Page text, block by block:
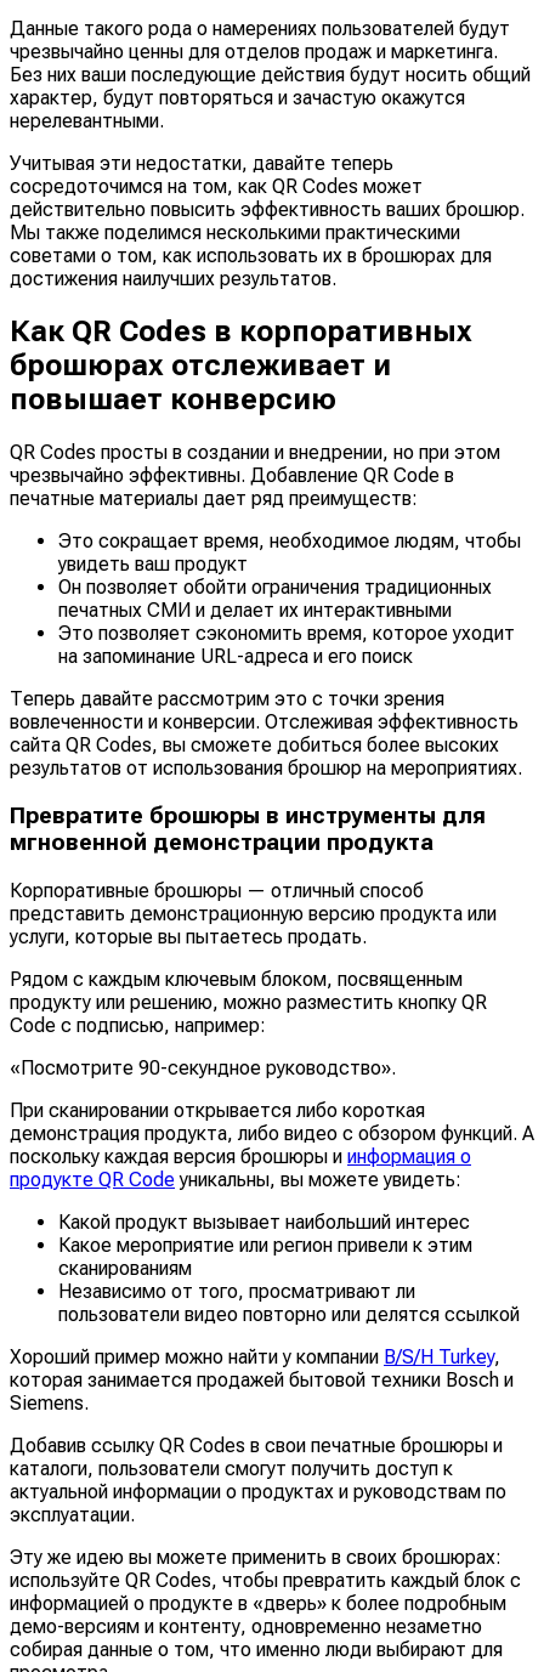
Данные такого рода о намерениях пользователей будут
чрезвычайно ценны для отделов продаж и маркетинга.
Без них ваши последующие действия будут носить общий
характер, будут повторяться и зачастую окажутся
нерелевантными.
Учитывая эти недостатки, давайте теперь
сосредоточимся на том, как QR Codes может
действительно повысить эффективность ваших брошюр.
Мы также поделимся несколькими практическими
советами о том, как использовать их в брошюрах для
достижения наилучших результатов.
Как QR Codes в корпоративных
брошюрах отслеживает и
повышает конверсию
QR Codes просты в создании и внедрении, но при этом
чрезвычайно эффективны. Добавление QR Code в
печатные материалы дает ряд преимуществ:
Это сокращает время, необходимое людям, чтобы
увидеть ваш продукт
Он позволяет обойти ограничения традиционных
печатных СМИ и делает их интерактивными
Это позволяет сэкономить время, которое уходит
на запоминание URL-адреса и его поиск
Теперь давайте рассмотрим это с точки зрения
вовлеченности и конверсии. Отслеживая эффективность
сайта QR Codes, вы сможете добиться более высоких
результатов от использования брошюр на мероприятиях.
Превратите брошюры в инструменты для
мгновенной демонстрации продукта
Корпоративные брошюры — отличный способ
представить демонстрационную версию продукта или
услуги, которые вы пытаетесь продать.
Рядом с каждым ключевым блоком, посвященным
продукту или решению, можно разместить кнопку QR
Code с подписью, например:
«Посмотрите 90-секундное руководство».
При сканировании открывается либо короткая
демонстрация продукта, либо видео с обзором функций. А
поскольку каждая версия брошюры и информация о
продукте QR Codeуникальны, вы можете увидеть:
Какой продукт вызывает наибольший интерес
Какое мероприятие или регион привели к этим
сканированиям
Независимо от того, просматривают ли
пользователи видео повторно или делятся ссылкой
Хороший пример можно найти у компании B/S/H Turkey,
которая занимается продажей бытовой техники Bosch и
Siemens.
Добавив ссылку QR Codes в свои печатные брошюры и
каталоги, пользователи смогут получить доступ к
актуальной информации о продуктах и руководствам по
эксплуатации.
Эту же идею вы можете применить в своих брошюрах:
используйте QR Codes, чтобы превратить каждый блок с
информацией о продукте в «дверь» к более подробным
демо-версиям и контенту, одновременно незаметно
собирая данные о том, что именно люди выбирают для